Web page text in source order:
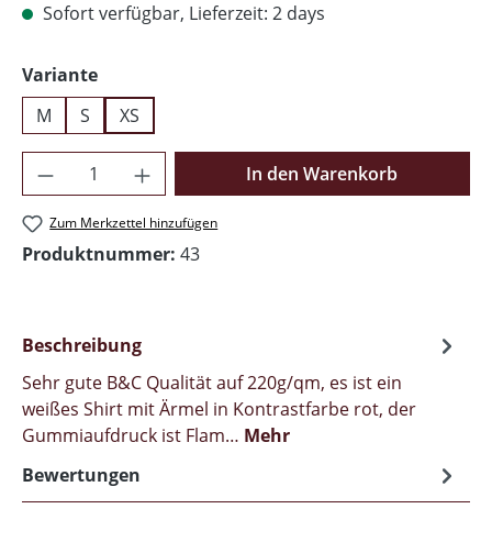
Sofort verfügbar, Lieferzeit: 2 days
Varianteauswählen
M
S XS
Produkt Anzahl: Gib den gewünschten
In den Warenkorb
Zum Merkzettel hinzufügen
Produktnummer: 43
Beschreibung
Sehr gute B&C Qualität auf 220g/qm, es ist ein
weißes Shirt mit Ärmel in Kontrastfarbe rot, der
Gummiaufdruck ist Flam… Mehr
Bewertungen